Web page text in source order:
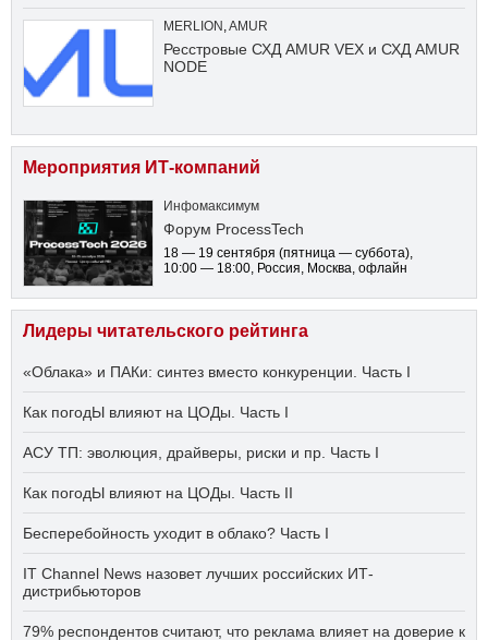
MERLION ,AMUR
Ресстровые СХД AMUR VEX и СХД AMUR
NODE
Мероприятия ИТ-компаний
Инфомаксимум
Форум ProcessTech
18 — 19 сентября (пятница — суббота),
10:00 — 18:00, Россия, Москва, офлайн
Лидеры читательского рейтинга
«Облака» и ПАКи: синтез вместо конкуренции. Часть I
Как погодЫ влияют на ЦОДы. Часть I
АСУ ТП: эволюция, драйверы, риски и пр. Часть I
Как погодЫ влияют на ЦОДы. Часть II
Бесперебойность уходит в облако? Часть I
IT Channel News назовет лучших российских ИТ-
дистрибьюторов
79% респондентов считают, что реклама влияет на доверие к